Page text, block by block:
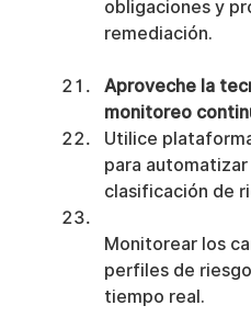
obligaciones y
remediación.
Aproveche la
monitoreo
Utilice
para
clasificación de
Monitorear los
perfiles de
tiempo real.